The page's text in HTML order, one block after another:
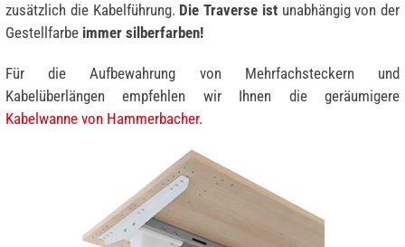
zusätzlich die Kabelführung. Die Traverse istunabhängig von der
Gestellfarbe immer silberfarben!
Für die Aufbewahrung von Mehrfachsteckern und
Kabelüberlängen empfehlen wir Ihnen die geräumigere
Kabelwanne von Hammerbacher.